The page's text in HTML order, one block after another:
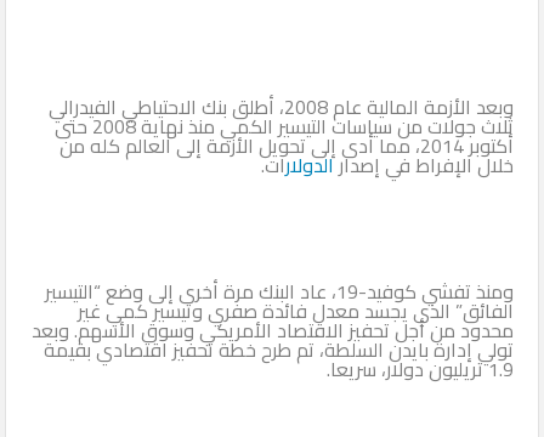
وبعد الأزمة المالية عام 2008، أطلق بنك الاحتياطي الفيدرالي
ثلاث جولات من سياسات التيسير الكمي منذ نهاية 2008 حتى
أكتوبر 2014، مما أدى إلى تحويل الأزمة إلى العالم كله من
خلال الإفراط في إصدارالدولارات.
ومنذ تفشي كوفيد-19، عاد البنك مرة أخرى إلى وضع “التيسير
الفائق” الذي يجسد معدل فائدة صفري وتيسير كمي غير
محدود من أجل تحفيز الاقتصاد الأمريكي وسوق الأسهم. وبعد
تولي إدارة بايدن السلطة، تم طرح خطة تحفيز اقتصادي بقيمة
1.9 تريليون دولار، سريعا.